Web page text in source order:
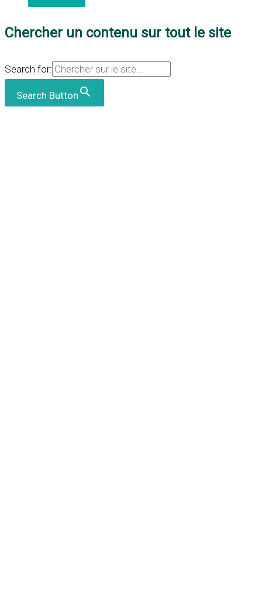
Chercher un contenu sur tout le site
Search for:
Search Button